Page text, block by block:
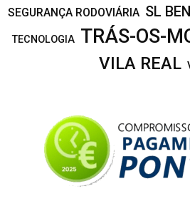
SEGURANÇA RODOVIÁRIA SL
TECNOLOGIA TRÁS-OS-
VILA REAL